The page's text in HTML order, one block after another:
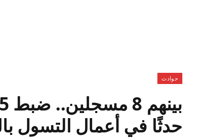
حوادث
حدثًا في أعمال التسول